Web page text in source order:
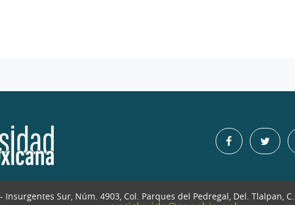
Insurgentes Sur, Núm. 4903, Col. Parques del Pedregal, Del. Tlalpan,